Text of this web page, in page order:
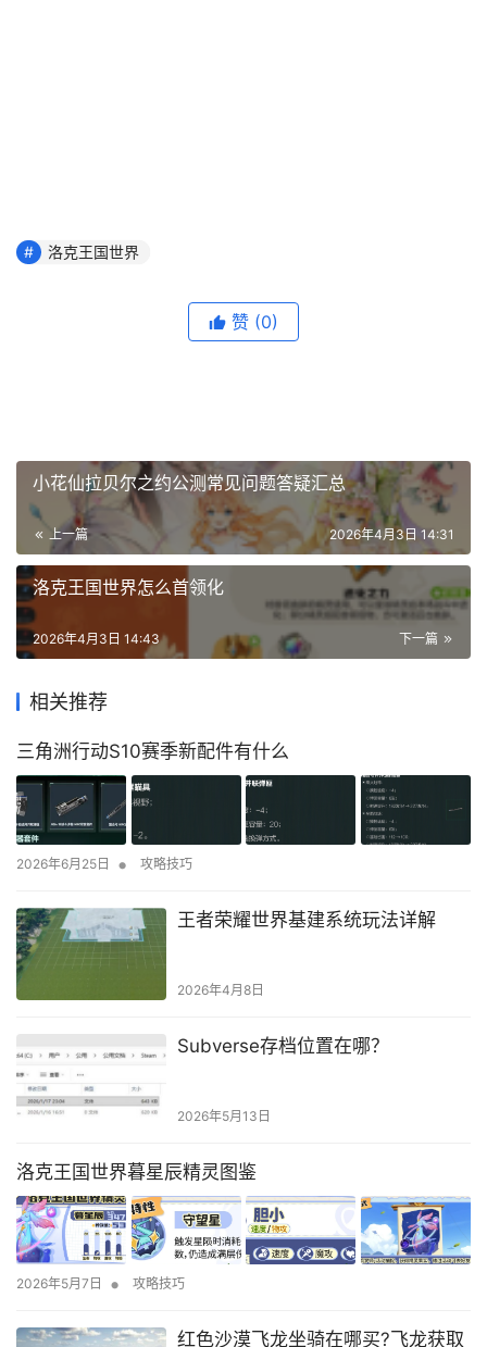
洛克王国世界
赞 (0)
小花仙拉贝尔之约公测常见问题答疑汇总
上一篇 2026年4月3日 14:31
洛克王国世界怎么首领化
下一篇
2026年4月3日 14:43
相关推荐
三角洲行动S10赛季新配件有什么
2026年6月25日 • 攻略技巧
王者荣耀世界基建系统玩法详解
2026年4月8日
Subverse存档位置在哪？
2026年5月13日
洛克王国世界暮星辰精灵图鉴
2026年5月7日 • 攻略技巧
红色沙漠飞龙坐骑在哪买?飞龙获取